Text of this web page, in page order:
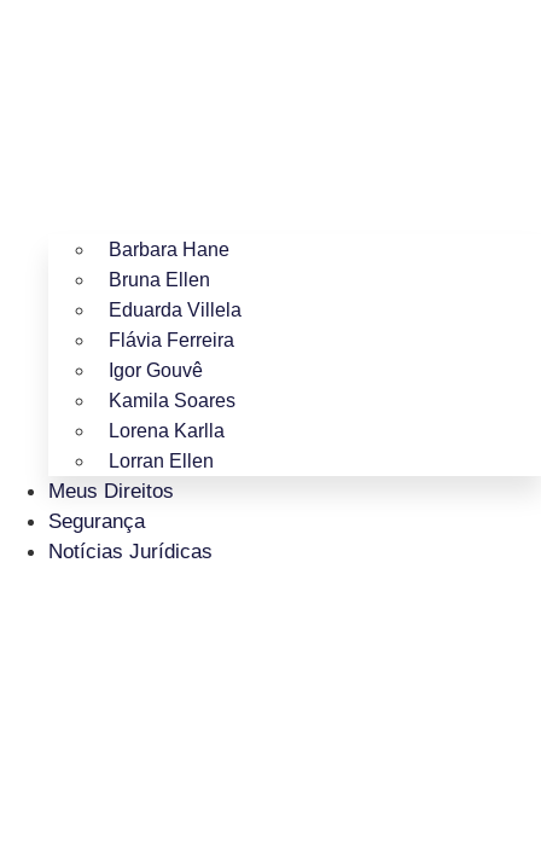
Barbara Hane
Bruna Ellen
Eduarda Villela
Flávia Ferreira
Igor Gouvê
Kamila Soares
Lorena Karlla
Lorran Ellen
Meus Direitos
Segurança
Notícias Jurídicas